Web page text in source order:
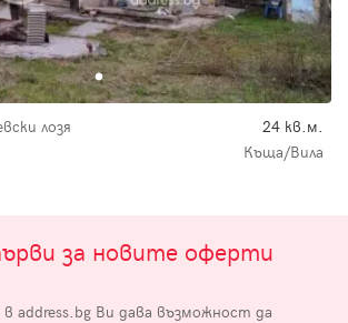
лозя 24 кв.м.
Къща/Вила
за новите оферти
address.bg Ви дава възможност да